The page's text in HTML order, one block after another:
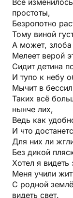
простоты,
Безропотно
Тому виной
А может, злоба
Мелеет верой
Сидит детина
И тупо к небу
Мычит в
Таких всё
нынче лих,
Ведь как
И что
Для них ли
Без дикой
Хотел я
Меня учили
С родной
видеть свет.